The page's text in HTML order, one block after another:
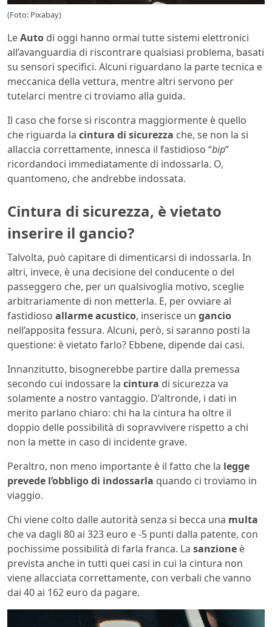
(Foto: Pixabay)
LeAuto di oggi hanno ormai tutte sistemi elettronici
all’avanguardia di riscontrare qualsiasi problema, basati
su sensori specifici. Alcuni riguardano la parte tecnica e
meccanica della vettura, mentre altri servono per
tutelarci mentre ci troviamo alla guida.
Il caso che forse si riscontra maggiormente è quello
che riguarda la cintura di sicurezza che, se non la si
allaccia correttamente, innesca il fastidioso “bip”
ricordandoci immediatamente di indossarla. O,
quantomeno, che andrebbe indossata.
Cintura di sicurezza, è vietato
inserire il gancio?
Talvolta, può capitare di dimenticarsi di indossarla. In
altri, invece, è una decisione del conducente o del
passeggero che, per un qualsivoglia motivo, sceglie
arbitrariamente di non metterla. E, per ovviare al
fastidioso allarmeacustico, inserisce un gancio
nell’apposita fessura. Alcuni, però, si saranno posti la
questione: è vietato farlo? Ebbene, dipende dai casi.
Innanzitutto, bisognerebbe partire dalla premessa
secondo cui indossare la cintura di sicurezza va
solamente a nostro vantaggio. D’altronde, i dati in
merito parlano chiaro: chi ha la cintura ha oltre il
doppio delle possibilità di sopravvivere rispetto a chi
non la mette in caso di incidente grave.
Peraltro, non meno importante è il fatto che la legge
prevede l’obbligo di indossarla quando ci troviamo in
viaggio.
Chi viene colto dalle autorità senza si becca una multa
che va dagli 80 ai 323 euro e -5 punti dalla patente, con
pochissime possibilità di farla franca. La sanzione è
prevista anche in tutti quei casi in cui la cintura non
viene allacciata correttamente, con verbali che vanno
dai 40 ai 162 euro da pagare.